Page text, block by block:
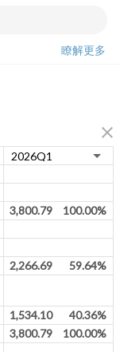
瞭解更多
close
3,800.79
100.00%
2,266.69
59.64%
1,534.10
40.36%
3,800.79
100.00%